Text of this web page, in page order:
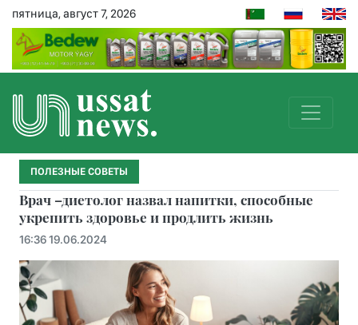
пятница, август 7, 2026
ПОЛЕЗНЫЕ СОВЕТЫ
Врач –диетолог назвал напитки, способные
укрепить здоровье и продлить жизнь
16:36 19.06.2024